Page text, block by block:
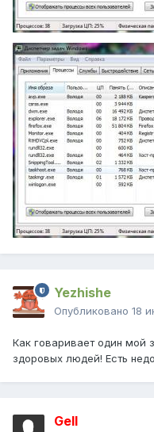
Yezhishe
Опубликовано 18
Как говаривает один мой
здоровых людей! Есть
Gell